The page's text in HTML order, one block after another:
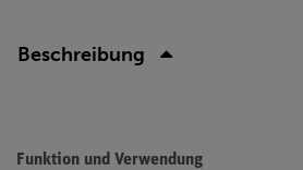
Beschreibung
Funktion und Verwendung